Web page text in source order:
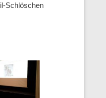
Schlöschen